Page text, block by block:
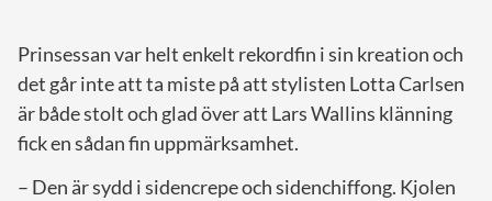
Prinsessan var helt enkelt rekordfin i sin kreation och
det går inte att ta miste på att stylisten Lotta Carlsen
är både stolt och glad över att Lars Wallins klänning
fick en sådan fin uppmärksamhet.
– Den är sydd i sidencrepe och sidenchiffong. Kjolen